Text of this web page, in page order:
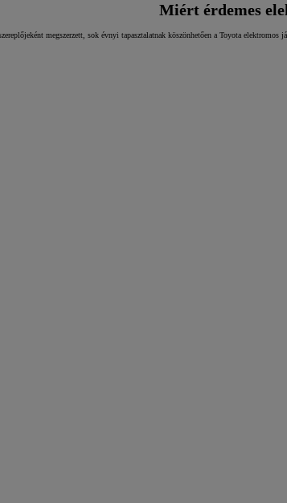
Miért érdemes
megszerzett, sok évnyi tapasztalatnak köszönhetően a Toyota